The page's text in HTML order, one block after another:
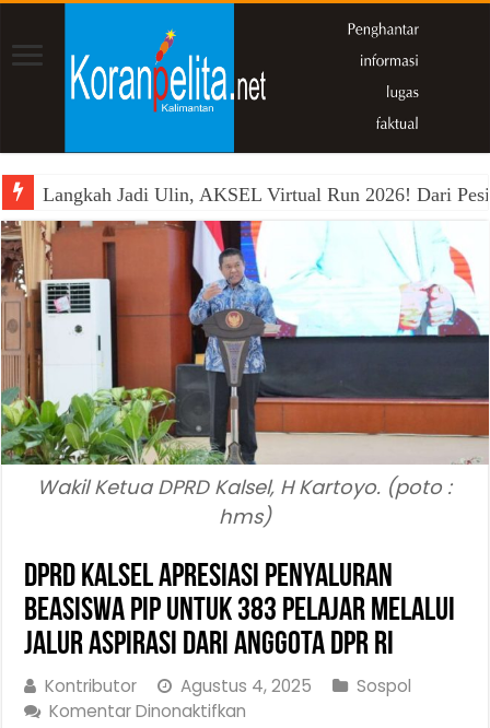
Langkah Jadi Ulin, AKSEL Virtual Run 2026! Dari
Wakil Ketua DPRD Kalsel, H Kartoyo. (poto :
hms)
DPRD Kalsel Apresiasi Penyaluran
Beasiswa PIP untuk 383 Pelajar Melalui
Jalur aspirasi dari Anggota DPR RI
Kontributor Agustus 4, 2025
Sospol
Komentar Dinonaktifkan